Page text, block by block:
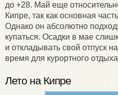
до +28. Май еще
Кипре, так как основная
Однако он абсолютно
купаться. Осадки в мае
и откладывать свой отпуск
время для курортного
Лето на Кипре